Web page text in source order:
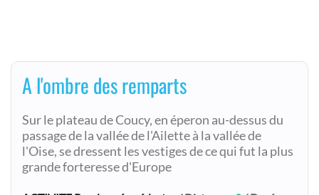
A l'ombre des remparts
Sur le plateau de Coucy, en éperon au-dessus du
passage de la vallée de l'Ailette à la vallée de
l'Oise, se dressent les vestiges de ce qui fut la plus
grande forteresse d'Europe